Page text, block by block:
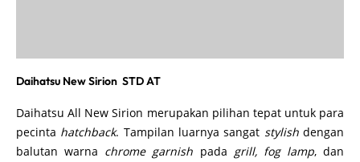
Daihatsu New Sirion STD AT
Daihatsu All New Sirion merupakan pilihan tepat untuk para
pecinta hatchback. Tampilan luarnya sangat stylishdengan
balutan warna chrome garnish pada grill, fog lamp, dan